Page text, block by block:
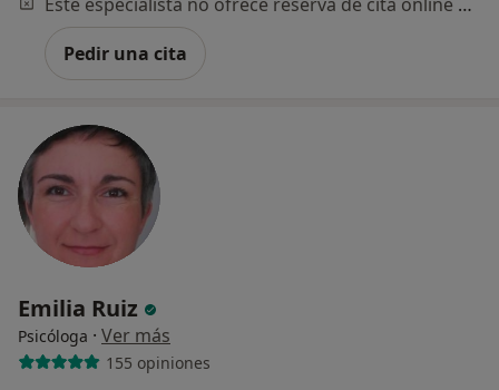
Pedir una cita
Emilia Ruiz
Psicóloga · Ver más
155 opiniones